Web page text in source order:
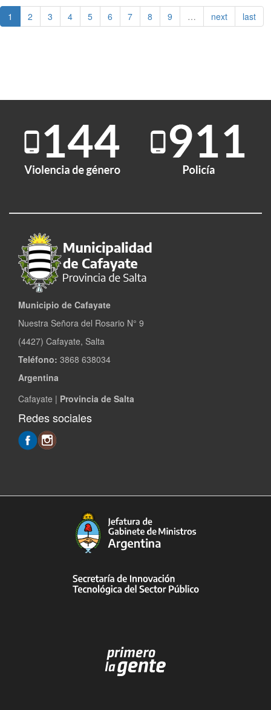
convenio
para
1 2 3 4 5 6 7 8 9 … next last
Municipio de Cafayate
Nuestra Señora del Rosario N° 9
(4427) Cafayate, Salta
Teléfono: 3868 638034
Argentina
Cafayate | Provincia de Salta
Redes sociales